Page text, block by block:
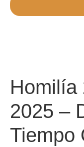
Homilía
2025 –
Tiempo